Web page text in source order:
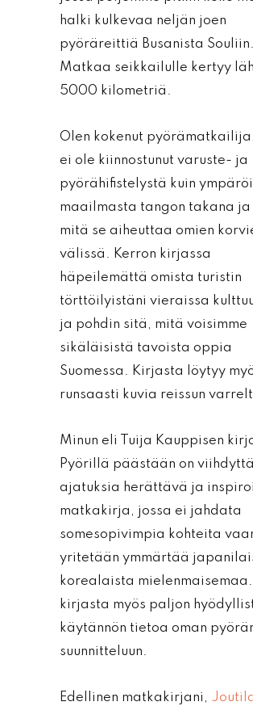
halki kulkevaa neljän joen
pyöräreittiä Busanista Souliin.
Matkaa seikkailulle kertyy
5000 kilometriä.
Olen kokenut
ei ole kiinnostunut varuste- ja
pyörähifistelystä kuin
maailmasta tangon takana ja
mitä se aiheuttaa omien
välissä. Kerron kirjassa
häpeilemättä omista turistin
törttöilyistäni vieraissa
ja pohdin sitä, mitä voisimme
sikäläisistä tavoista oppia
Suomessa. Kirjasta löytyy
runsaasti kuvia reissun
Minun eli Tuija Kauppisen
Pyörillä päästään on
ajatuksia herättävä ja
matkakirja, jossa ei jahdata
somesopivimpia kohteita
yritetään ymmärtää
korealaista
kirjasta myös paljon
käytännön tietoa oman
suunnitteluun.
Edellinen matkakirjani,